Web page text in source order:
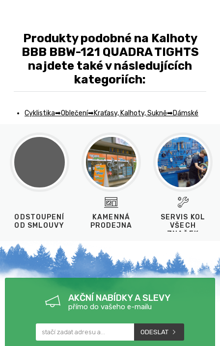
Produkty podobné na Kalhoty
BBB BBW-121 QUADRA TIGHTS
najdete také v následujících
kategoriích:
Cyklistika Oblečení Kraťasy, Kalhoty, Sukně Dámské
ODSTOUPENÍ
OD SMLOUVY
KAMENNÁ
PRODEJNA
SERVIS KOL
VŠECH
ZNAČEK
AKČNÍ NABÍDKY A SLEVY
přímo do vašeho e-mailu
ODESLAT